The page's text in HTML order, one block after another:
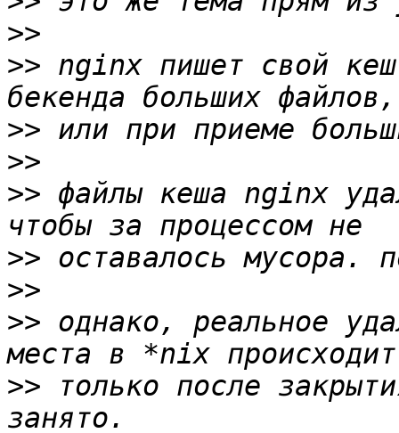
>>
>> nginx пишет свой
>>
>>
>> файлы кеша nginx
>>
>>
>> однако, реальное
>> только после